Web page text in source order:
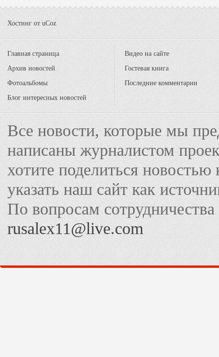
Хостинг от uCoz
Главная страница
Архив новостей
Фотоальбомы
Блог интересных новостей
Видео на сайте
Гостевая книга
Последние комментарии
Все новости, которые мы
написаны журналистом
хотите поделиться
указать наш сайт как
По вопросам
rusalex11@live.com